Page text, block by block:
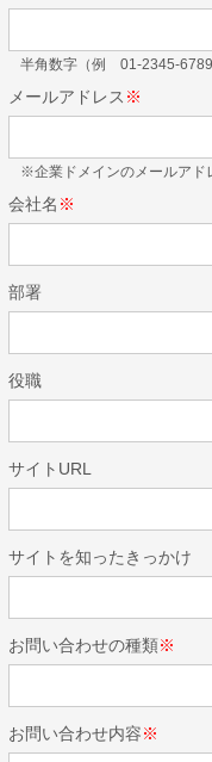
半角数字（例 01-2345-6789
メールアドレス ※
※企業ドメインのメールアド
会社名 ※
部署
役職
サイトURL
サイトを知ったきっかけ
お問い合わせの種類※
お問い合わせ内容※